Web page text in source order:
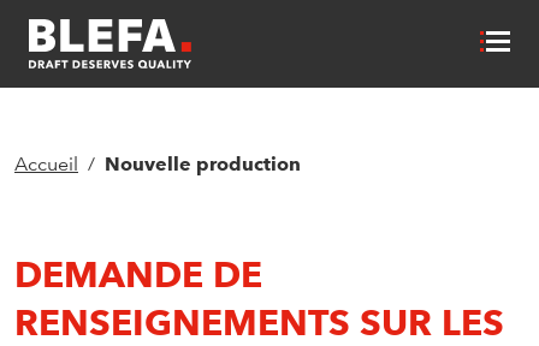
Accueil Nouvelle production
DEMANDE DE
RENSEIGNEMENTS SUR LES